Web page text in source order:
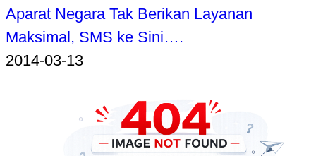
Aparat Negara Tak Berikan Layanan
Maksimal, SMS ke Sini….
2014-03-13